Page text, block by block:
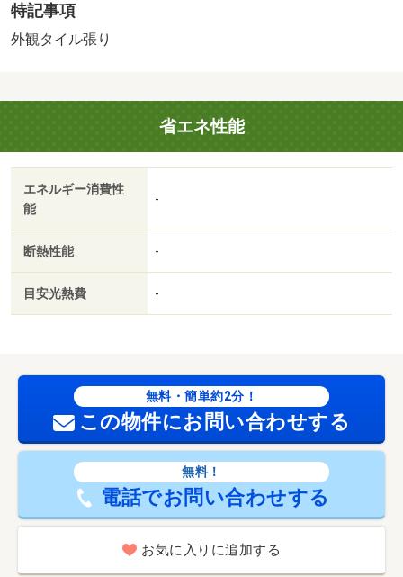
特記事項
外観タイル張り
省エネ性能
エネルギー消費性
能
-
断熱性能 -
目安光熱費 -
無料・簡単約2分！
この物件にお問い合わせする
無料！
電話でお問い合わせする
お気に入りに追加する